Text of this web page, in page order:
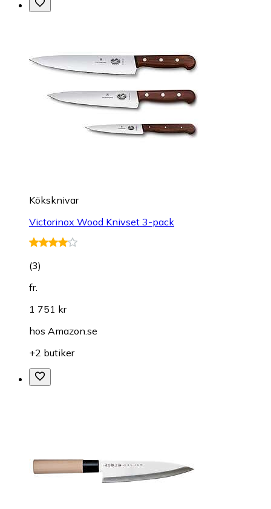
Köksknivar
Victorinox Wood Knivset 3-pack
(3)
fr.
1 751 kr
hos Amazon.se
+2 butiker